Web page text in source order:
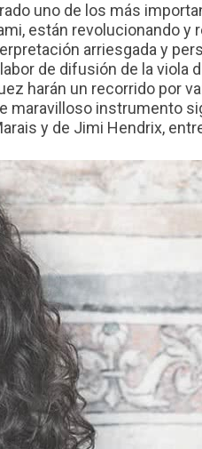
uno de los más
están revolucionando y
arriesgada y
de difusión de la viola
harán un recorrido por
maravilloso instrumento
y de Jimi Hendrix,